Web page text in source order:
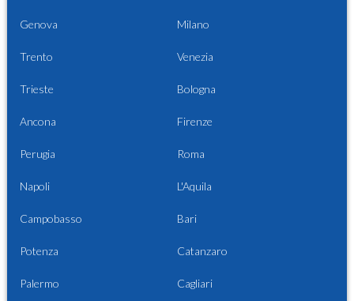
Genova Milano
Trento Venezia
Trieste Bologna
Ancona Firenze
Perugia Roma
Napoli L'Aquila
Campobasso Bari
Potenza Catanzaro
Palermo Cagliari